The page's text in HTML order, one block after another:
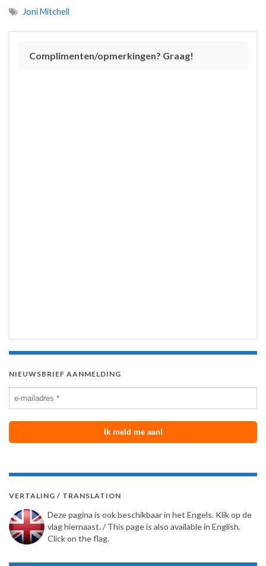
Joni Mitchell
Complimenten/opmerkingen? Graag!
NIEUWSBRIEF AANMELDING
VERTALING / TRANSLATION
Deze pagina is ook beschikbaar in het Engels. Klik op de
vlag hiernaast. / This page is also available in English.
Click on the flag.